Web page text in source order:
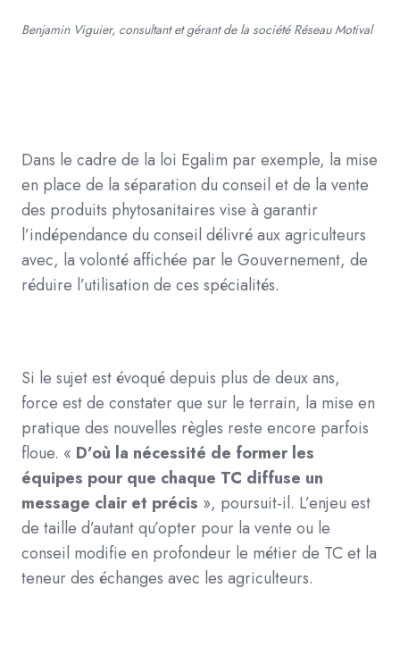
Benjamin Viguier, consultant et gérant de la société Réseau Motival
Dans le cadre de la loi Egalim par exemple, la mise
en place de la séparation du conseil et de la vente
des produits phytosanitaires vise à garantir
l’indépendance du conseil délivré aux agriculteurs
avec, la volonté affichée par le Gouvernement, de
réduire l’utilisation de ces spécialités.
Si le sujet est évoqué depuis plus de deux ans,
force est de constater que sur le terrain, la mise en
pratique des nouvelles règles reste encore parfois
floue. « D’où la nécessité de former les
équipes pour que chaque TC diffuse un
message clair et précis », poursuit-il. L’enjeu est
de taille d’autant qu’opter pour la vente ou le
conseil modifie en profondeur le métier de TC et la
teneur des échanges avec les agriculteurs.